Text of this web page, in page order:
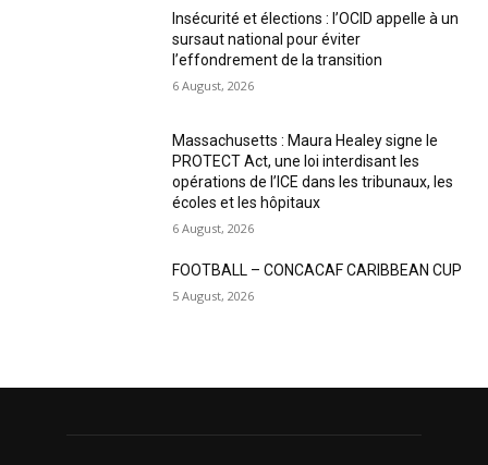
Insécurité et élections : l’OCID appelle à un
sursaut national pour éviter
l’effondrement de la transition
6 August, 2026
Massachusetts : Maura Healey signe le
PROTECT Act, une loi interdisant les
opérations de l’ICE dans les tribunaux, les
écoles et les hôpitaux
6 August, 2026
FOOTBALL – CONCACAF CARIBBEAN CUP
5 August, 2026